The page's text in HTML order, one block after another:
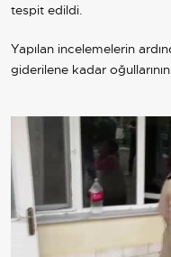
tespit edildi.
Yapılan incelemelerin
giderilene kadar